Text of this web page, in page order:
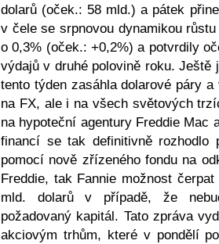
dolarů (oček.: 58 mld.) a pátek
v čele se srpnovou dynamikou
o 0,3% (oček.: +0,2%) a potvrdily
výdajů v druhé polovině roku. Ještě
tento týden zasáhla dolarové páry
na FX, ale i na všech světových
na hypoteční agentury Freddie Mac
financí se tak definitivně rozhodlo
pomocí nově zřízeného fondu na
Freddie, tak Fannie možnost
mld. dolarů v případě, že
požadovaný kapitál. Tato zpráva
akciovým trhům, které v pondělí